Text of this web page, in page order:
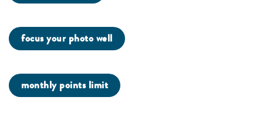
focus your photo well
monthly points limit